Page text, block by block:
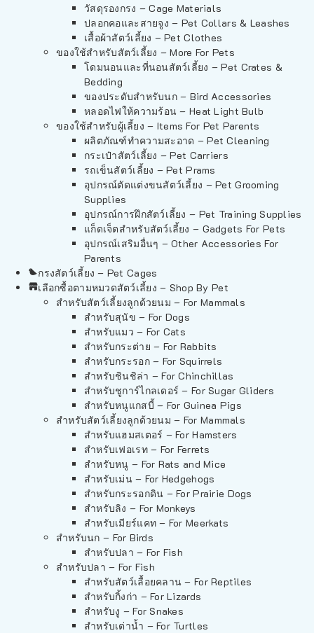
วัสดุรองกรง – Cage Materials
ปลอกคอและสายจูง – Pet Collars & Leashes
เสื้อผ้าสัตว์เลี้ยง – Pet Clothes
ของใช้สำหรับสัตว์เลี้ยง – More For Pets
โดมนอนและที่นอนสัตว์เลี้ยง – Pet Crates &
Bedding
ของประดับสำหรับนก – Bird Accessories
หลอดไฟให้ความร้อน – Heat Light Bulb
ของใช้สำหรับผู้เลี้ยง – Items For Pet Parents
ผลิตภัณฑ์ทำความสะอาด – Pet Cleaning
กระเป๋าสัตว์เลี้ยง – Pet Carriers
รถเข็นสัตว์เลี้ยง – Pet Prams
อุปกรณ์ตัดแต่งขนสัตว์เลี้ยง – Pet Grooming
Supplies
อุปกรณ์การฝึกสัตว์เลี้ยง – Pet Training Supplies
แก็ดเจ็ตสำหรับสัตว์เลี้ยง – Gadgets For Pets
อุปกรณ์เสริมอื่นๆ – Other Accessories For
Parents
กรงสัตว์เลี้ยง – Pet Cages
เลือกซื้อตามหมวดสัตว์เลี้ยง – Shop By Pet
สำหรับสัตว์เลี้ยงลูกด้วยนม – For Mammals
สำหรับสุนัข – For Dogs
สำหรับแมว – For Cats
สำหรับกระต่าย – For Rabbits
สำหรับกระรอก – For Squirrels
สำหรับชินชิล่า – For Chinchillas
สำหรับชูการ์ไกลเดอร์ – For Sugar Gliders
สำหรับหนูแกสบี้ – For Guinea Pigs
สำหรับสัตว์เลี้ยงลูกด้วยนม – For Mammals
สำหรับแฮมสเตอร์ – For Hamsters
สำหรับเฟอเรท – For Ferrets
สำหรับหนู – For Rats and Mice
สำหรับเม่น – For Hedgehogs
สำหรับกระรอกดิน – For Prairie Dogs
สำหรับลิง – For Monkeys
สำหรับเมียร์แคท – For Meerkats
สำหรับนก – For Birds
สำหรับปลา – For Fish
สำหรับปลา – For Fish
สำหรับสัตว์เลื้อยคลาน – For Reptiles
สำหรับกิ้งก่า – For Lizards
สำหรับงู – For Snakes
สำหรับเต่าน้ำ – For Turtles